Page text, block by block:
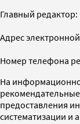
Главный
Адрес
Номер телефона
На
предоставления
систематизации и